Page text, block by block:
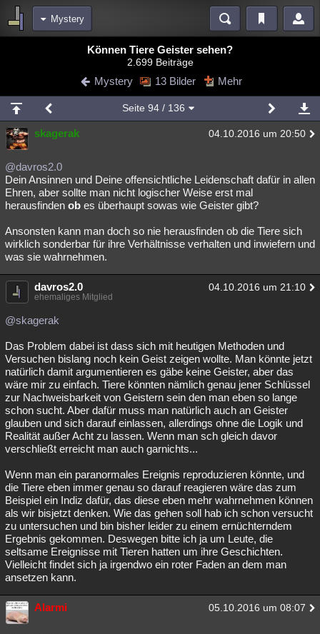
Mystery
Blogs Videos
Chat Wiki Neuigkeiten
meine Rubriken
Menschen Wissenschaft Mystery Kriminalfälle
Spiritualität
Natur Umfragen Unterhaltung
Philosophie Träume Orte Esoterik Literatur
Astronomie Helpdesk
Musik Clash Verbesserungen Allmystery English
Lesenswert Schlüsselwörter
Können Tiere Geister sehen?
2.699 Beiträge
Mystery 13 Bilder Mehr
Seite 94/ 136
skagerak 04.10.2016 um 20:50
@davros2.0
Dein Ansinnen und Deine offensichtliche Leidenschaft dafür in allen
Ehren, aber sollte man nicht logischer Weise erst mal
herausfinden ob es überhaupt sowas wie Geister gibt?
Ansonsten kann man doch so nie herausfinden ob die Tiere sich
wirklich sonderbar für ihre Verhältnisse verhalten und inwiefern und
was sie wahrnehmen.
davros2.0 04.10.2016 um 21:10
ehemaliges Mitglied
@skagerak
Das Problem dabei ist dass sich mit heutigen Methoden und
Versuchen bislang noch kein Geist zeigen wollte. Man könnte jetzt
natürlich damit argumentieren es gäbe keine Geister, aber das
wäre mir zu einfach. Tiere könnten nämlich genau jener Schlüssel
zur Nachweisbarkeit von Geistern sein den man eben so lange
schon sucht. Aber dafür muss man natürlich auch an Geister
glauben und sich darauf einlassen, allerdings ohne die Logik und
Realität außer Acht zu lassen. Wenn man sch gleich davor
verschließt erreicht man auch garnichts...
Wenn man ein paranormales Ereignis reproduzieren könnte, und
die Tiere eben immer genau so darauf reagieren wäre das zum
Beispiel ein Indiz dafür, das diese eben mehr wahrnehmen können
als wir bisjetzt denken. Wie das gehen soll hab ich schon versucht
zu untersuchen und bin bisher leider zu einem ernüchterndem
Ergebnis gekommen. Deswegen bitte ich ja um Leute, die
seltsame Ereignisse mit Tieren hatten um ihre Geschichten.
Vielleicht findet sich ja irgendwo ein roter Faden an dem man
ansetzen kann.
Alarmi 05.10.2016 um 08:07